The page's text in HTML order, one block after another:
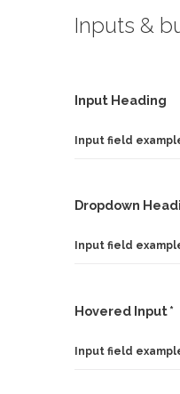
Inputs &
Input Heading
Dropdown
Hovered Input